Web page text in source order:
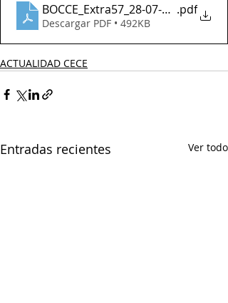
BOCCE_Extra57_28-07-2021.pdf
Descargar PDF • 492KB
ACTUALIDAD CECE
Entradas recientes Ver todo